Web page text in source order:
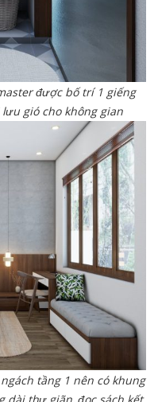
được bố trí 1 giếng
gió cho không gian
tầng 1 nên có khung